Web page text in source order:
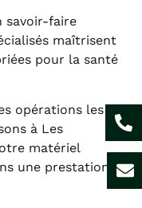
savoir-faire
maîtrisent
pour la santé
opérations les
à Les
matériel
une prestation